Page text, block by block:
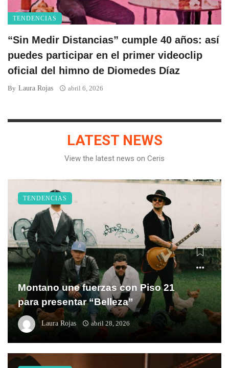
TENDENCIAS
“Sin Medir Distancias” cumple 40 años: así
puedes participar en el primer videoclip
oficial del himno de Diomedes Díaz
By Laura Rojas abril 6, 2026
LATEST NEWS
View the latest news on Ceris
Montano une fuerzas con Piso 21
para presentar “Belleza”
Laura Rojas abril 28, 2026
TENDENCIAS